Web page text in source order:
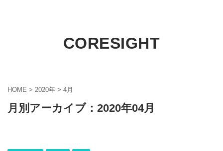
CORESIGHT
HOME > 2020年 > 4月
月別アーカイブ：2020年04月